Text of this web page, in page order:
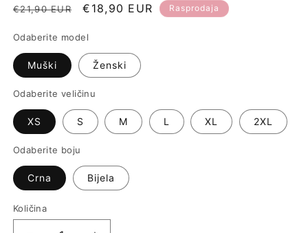
Redovna
€21,90 EUR
Prodajna
€18,90 EUR Rasprodaja
Odaberite model
Muški Ženski
Odaberite veličinu
XS S M L XL 2XL
Odaberite boju
Crna Bijela
Količina
Količina